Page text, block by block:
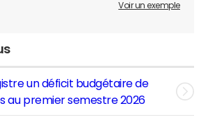
Voir un exemple
un déficit budgétaire de
au premier semestre 2026